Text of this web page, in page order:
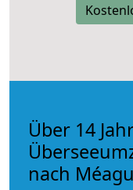
Über 14
nach